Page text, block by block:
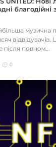
благодійні
музична
після повном...
0